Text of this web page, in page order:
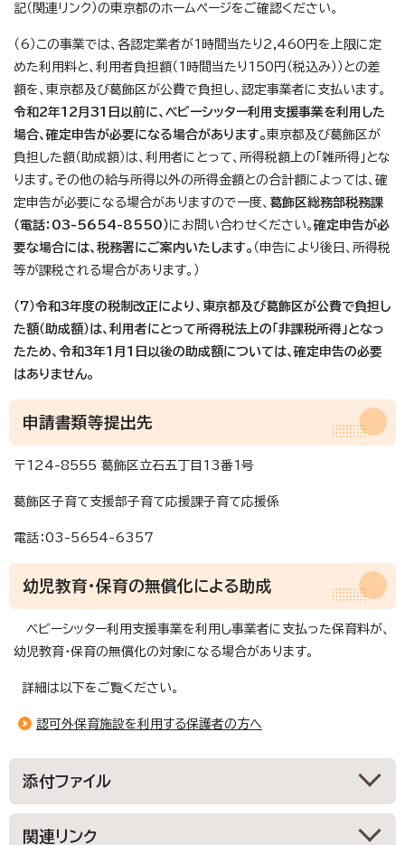
記（関連リンク）の東京都のホームページをご確認ください。
（6）この事業では、各認定業者が1時間当たり2,460円を上限に定
めた利用料と、利用者負担額（1時間当たり150円（税込み））との差
額を、東京都及び葛飾区が公費で負担し、認定事業者に支払います。
令和2年12月31日以前に、ベビーシッター利用支援事業を利用した
場合、確定申告が必要になる場合があります。東京都及び葛飾区が
負担した額（助成額）は、利用者にとって、所得税額上の「雑所得」とな
ります。その他の給与所得以外の所得金額との合計額によっては、確
定申告が必要になる場合がありますので一度、 葛飾区総務部税務課
（電話：03-5654-8550）にお問い合わせください。確定申告が必
要な場合には、税務署にご案内いたします。 （申告により後日、所得税
等が課税される場合があります。）
（7）令和3年度の税制改正により、東京都及び葛飾区が公費で負担し
た額（助成額）は、利用者にとって所得税法上の「非課税所得」となっ
たため、令和3年1月1日以後の助成額については、確定申告の必要
はありません。
申請書類等提出先
〒124-8555 葛飾区立石五丁目13番1号
葛飾区子育て支援部子育て応援課子育て応援係
電話：03-5654-6357
幼児教育・保育の無償化による助成
ベビーシッター利用支援事業を利用し事業者に支払った保育料が、
幼児教育・保育の無償化の対象になる場合があります。
詳細は以下をご覧ください。
認可外保育施設を利用する保護者の方へ
添付ファイル
関連リンク